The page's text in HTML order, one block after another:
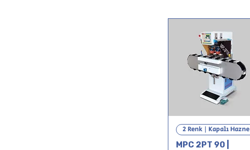
2 Renk | Kapalı Hazne
MPC 2PT 90 |